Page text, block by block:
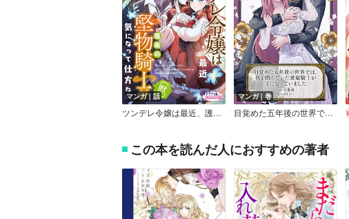
マンガ｜話
ツンデレ令嬢は最近、護衛の堅物騎士（獣）が気になって仕方ない
マンガ｜巻
目覚めた五年後の世界では、私を憎んでいた護衛騎士が王になっていました
この本を読んだ人におすすめの著者